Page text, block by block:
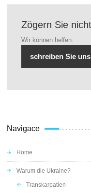
Zögern Sie
Wir können helfen.
schreiben Sie uns
Navigace
Home
Warum die Ukraine?
Transkarpatien